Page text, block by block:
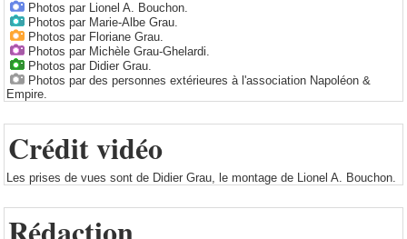
Photos par Lionel A. Bouchon.
Photos par Marie-Albe Grau.
Photos par Floriane Grau.
Photos par Michèle Grau-Ghelardi.
Photos par Didier Grau.
Photos par des personnes extérieures à l'association Napoléon &
Empire.
Crédit vidéo
Les prises de vues sont de Didier Grau, le montage de Lionel A. Bouchon.